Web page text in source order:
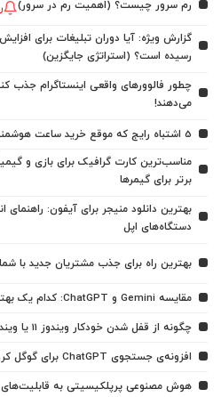
رم سرور چیست؟ (اهمیت رم در سرور)
گزارش ویژه: آیا دوران تبلیغات برای
رسیده است؟ (استراتژی جایگزین)
چطور فالوورهای واقعی اینستاگرام جذب
می‌دهند!
5 اشتباه رایج که موقع خرید ساعت هوشمند طرح اپل واچ نباید انجام بدید!
برتر برای گیمرها
بهترین دانلود منیجر برای آیفون: راهنمای
دستگاه‌های اپل
بهترین راه برای جذب مشتریان جدید با
مقایسه Gemini و ChatGPT: کدام یک بهتر است؟
چگونه از قفل شدن خودکار ویندوز 11 یا ویندوز 10 جلوگیری کنیم؟
افزونه‌ی جستجوی ChatGPT برای گوگل کروم معرفی شد
هوش مصنوعی پرپلکیسیتی به